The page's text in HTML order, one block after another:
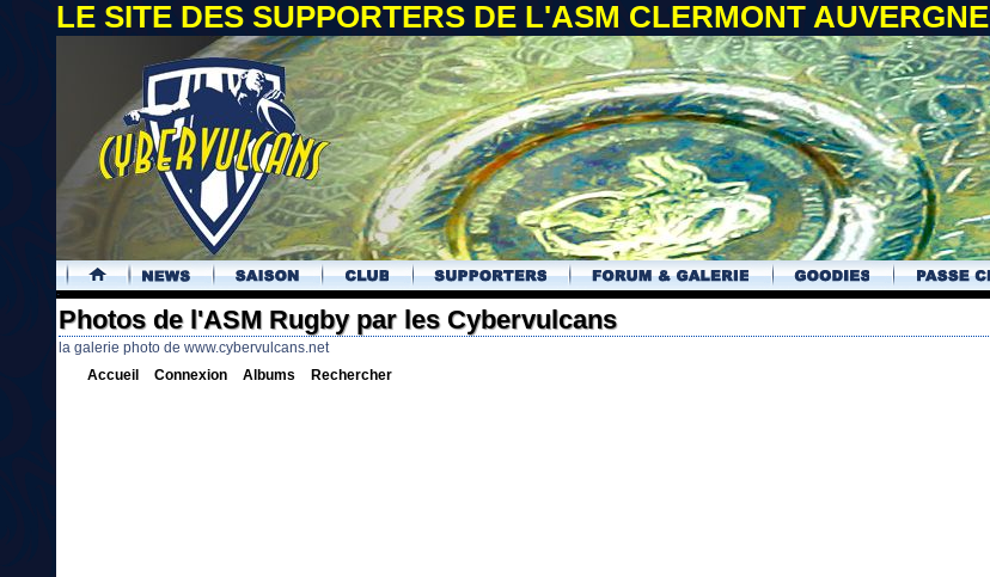
LE SITE DES SUPPORTERS DE L'ASM CLERMONT AUVERGNE
.
Photos de l'ASM Rugby par les Cybervulcans
la galerie photo de www.cybervulcans.net
Accueil Connexion Albums Rechercher